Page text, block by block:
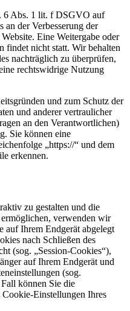
6 Abs. 1 lit. f DSGVO auf
an der Verbesserung der
Eine Weitergabe oder
findet nicht statt. Wir behalten
nachträglich zu überprüfen,
rechtswidrige Nutzung
und zum Schutz der
und anderer vertraulicher
an den Verantwortlichen)
Sie können eine
„https://“ und dem
erkennen.
zu gestalten und die
verwenden wir
auf Ihrem Endgerät abgelegt
nach Schließen des
(sog. „Session-Cookies“),
auf Ihrem Endgerät und
(sog.
können Sie die
Cookie-Einstellungen Ihres